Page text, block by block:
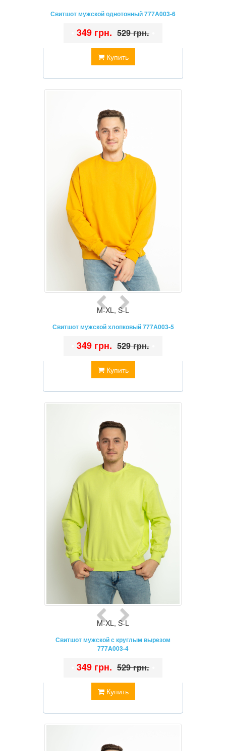
Свитшот мужской однотонный 777A003-6
Купить
349 грн. 529 грн.
M-XL, S-L
Свитшот мужской хлопковый 777A003-5
Купить
349 грн. 529 грн.
M-XL, S-L
Свитшот мужской с круглым вырезом
777A003-4
Купить
349 грн. 529 грн.